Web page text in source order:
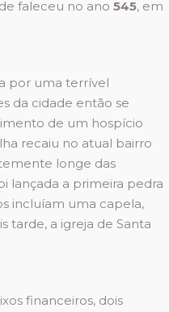
faleceu no ano 545, em
por uma terrível
da cidade então se
de um hospício
recaiu no atual bairro
longe das
lançada a primeira pedra
incluíam uma capela,
tarde, a igreja de Santa
financeiros, dois